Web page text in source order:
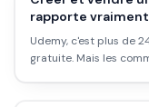
rapporte
Udemy, c'est plus de
gratuite. Mais les